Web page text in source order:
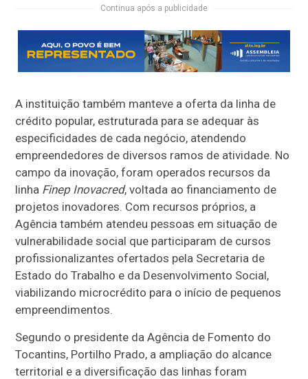
Continua após a publicidade
A instituição também manteve a oferta da linha de
crédito popular, estruturada para se adequar às
especificidades de cada negócio, atendendo
empreendedores de diversos ramos de atividade. No
campo da inovação, foram operados recursos da
linha Finep Inovacred, voltada ao financiamento de
projetos inovadores. Com recursos próprios, a
Agência também atendeu pessoas em situação de
vulnerabilidade social que participaram de cursos
profissionalizantes ofertados pela Secretaria de
Estado do Trabalho e da Desenvolvimento Social,
viabilizando microcrédito para o início de pequenos
empreendimentos.
Segundo o presidente da Agência de Fomento do
Tocantins, Portilho Prado, a ampliação do alcance
territorial e a diversificação das linhas foram